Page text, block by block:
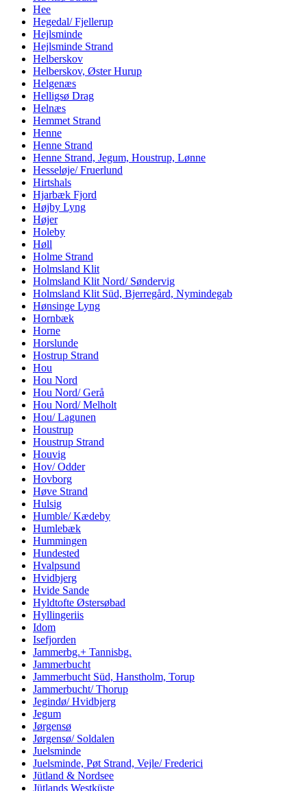
Hee
Hegedal/ Fjellerup
Hejlsminde
Hejlsminde Strand
Helberskov
Helberskov, Øster Hurup
Helgenæs
Helligsø Drag
Helnæs
Hemmet Strand
Henne
Henne Strand
Henne Strand, Jegum, Houstrup, Lønne
Hesseløje/ Fruerlund
Hirtshals
Hjarbæk Fjord
Højby Lyng
Højer
Holeby
Høll
Holme Strand
Holmsland Klit
Holmsland Klit Nord/ Søndervig
Holmsland Klit Süd, Bjerregård, Nymindegab
Hønsinge Lyng
Hornbæk
Horne
Horslunde
Hostrup Strand
Hou
Hou Nord
Hou Nord/ Gerå
Hou Nord/ Melholt
Hou/ Lagunen
Houstrup
Houstrup Strand
Houvig
Hov/ Odder
Hovborg
Høve Strand
Hulsig
Humble/ Kædeby
Humlebæk
Hummingen
Hundested
Hvalpsund
Hvidbjerg
Hvide Sande
Hyldtofte Østersøbad
Hyllingeriis
Idom
Isefjorden
Jammerbg.+ Tannisbg.
Jammerbucht
Jammerbucht Süd, Hanstholm, Torup
Jammerbucht/ Thorup
Jegindø/ Hvidbjerg
Jegum
Jørgensø
Jørgensø/ Soldalen
Juelsminde
Juelsminde, Pøt Strand, Vejle/ Frederici
Jütland & Nordsee
Jütlands Westküste